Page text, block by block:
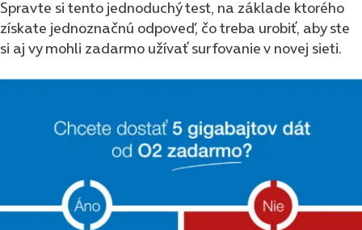
Spravte si tento jednoduchý test, na základe ktorého
získate jednoznačnú odpoveď, čo treba urobiť, aby ste
si aj vy mohli zadarmo užívať surfovanie v novej sieti.